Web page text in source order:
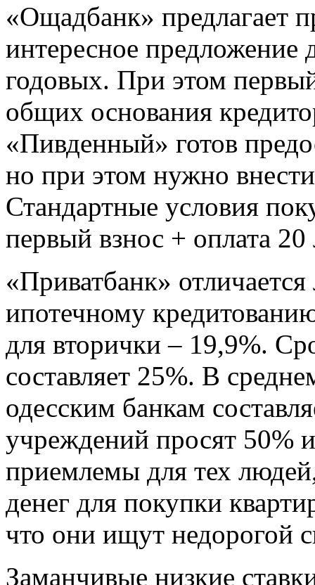
«Ощадбанк» предлагает
интересное предложение
годовых. При этом
общих основания
«Пивденный» готов
но при этом нужно
Стандартные условия
первый взнос + оплата
«Приватбанк»
ипотечному
для вторички – 19,9%.
составляет 25%. В
одесским банкам
учреждений просят 50%
приемлемы для тех
денег для покупки
что они ищут недорогой
Заманчивые низкие